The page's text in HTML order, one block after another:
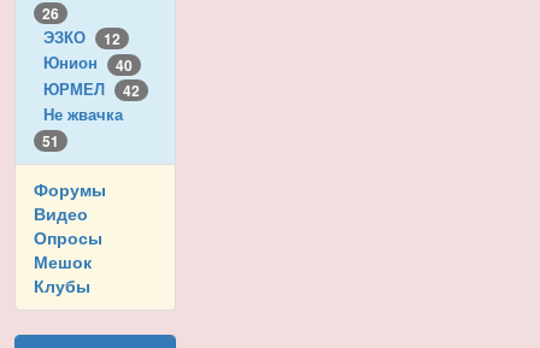
26
ЭЗКО 12
Юнион 40
ЮРМЕЛ 42
Не жвачка
51
Форумы
Видео
Опросы
Мешок
Клубы